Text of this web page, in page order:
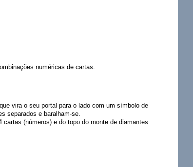
numéricas de cartas.
vira o seu portal para o lado com um símbolo de
separados e baralham-se.
(números) e do topo do monte de diamantes